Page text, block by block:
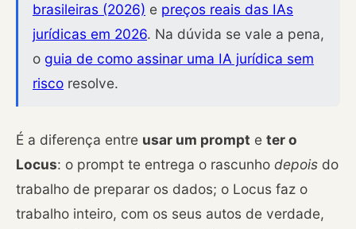
brasileiras (2026) e preços reais das IAs
jurídicas em 2026. Na dúvida se vale a pena,
o guia de como assinar uma IA jurídica sem
risco resolve.
É a diferença entre usar um prompt e ter o
Locus: o prompt te entrega o rascunho depois do
trabalho de preparar os dados; o Locus faz o
trabalho inteiro, com os seus autos de verdade,